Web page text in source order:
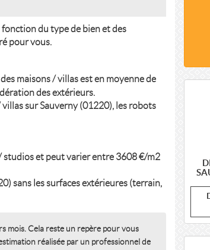
du type de bien et des
pour vous.
maisons / villas est en moyenne de
des extérieurs.
sur Sauverny (01220), les robots
studios et peut varier entre 3608 €/m2
sans les surfaces extérieures (terrain,
mois. Cela reste un repère pour vous
réalisée par un professionnel de